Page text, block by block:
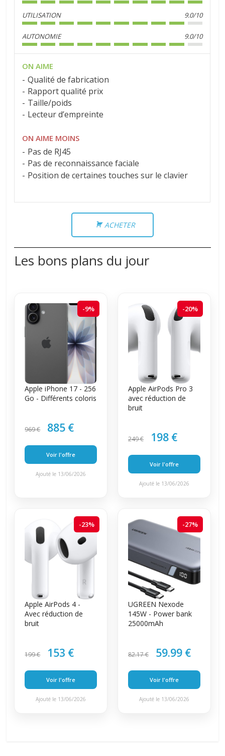
UTILISATION 9.0/10
AUTONOMIE 9.0/10
ON AIME
Qualité de fabrication
Rapport qualité prix
Taille/poids
Lecteur d’empreinte
ON AIME MOINS
Pas de RJ45
Pas de reconnaissance faciale
Position de certaines touches sur le clavier
ACHETER
Les bons plans du jour
-9%
Apple iPhone 17 - 256
Go - Différents coloris
969 € 885 €
Voir l'offre
Ajouté le 13/06/2026
-20%
Apple AirPods Pro 3
avec réduction de
bruit
249 € 198 €
Voir l'offre
Ajouté le 13/06/2026
-23%
Apple AirPods 4 -
Avec réduction de
bruit
199 € 153 €
Voir l'offre
Ajouté le 13/06/2026
-27%
UGREEN Nexode
145W - Power bank
25000mAh
82.17 € 59.99 €
Voir l'offre
Ajouté le 13/06/2026